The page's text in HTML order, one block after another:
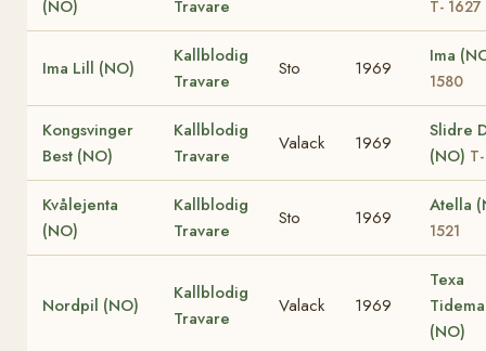
(NO) Travare T- 1627
Ima Lill (NO)
Kallblodig
Travare
Sto 1969
Ima
1580
Kongsvinger
Best (NO)
Kallblodig
Travare
Valack 1969
Slidre
(NO)
Kvålejenta
(NO)
Kallblodig
Travare
Sto 1969
Atella
1521
Nordpil (NO)
Kallblodig
Travare
Valack 1969
Texa
(NO)